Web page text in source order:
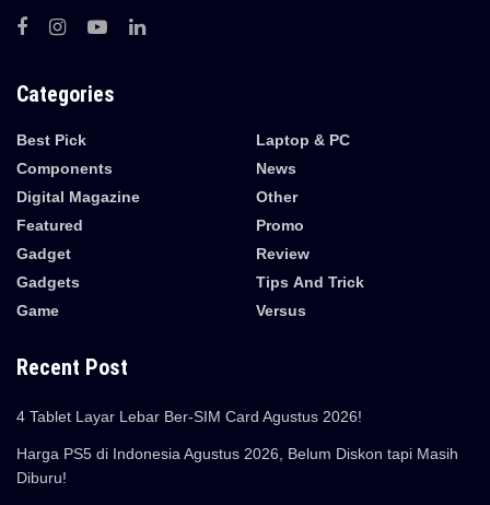
Categories
Best Pick
Components
Digital Magazine
Featured
Gadget
Gadgets
Game
Laptop & PC
News
Other
Promo
Review
Tips And Trick
Versus
Recent Post
4 Tablet Layar Lebar Ber-SIM Card Agustus 2026!
Harga PS5 di Indonesia Agustus 2026, Belum Diskon tapi Masih
Diburu!